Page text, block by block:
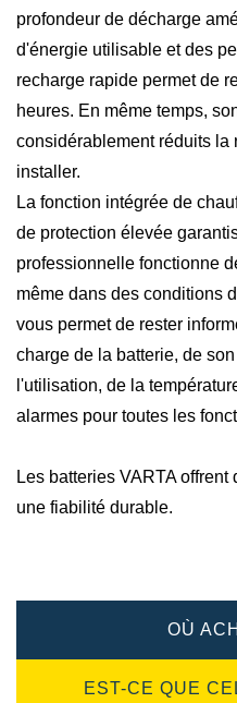
profondeur de décharge
d'énergie utilisable et des
recharge rapide permet de
heures. En même temps,
considérablement réduits la
installer.
La fonction intégrée de
de protection élevée
professionnelle fonctionne
même dans des conditions
vous permet de rester
charge de la batterie, de
l'utilisation, de la
alarmes pour toutes les
Les batteries VARTA
une fiabilité durable.
OÙ
EST-CE QUE